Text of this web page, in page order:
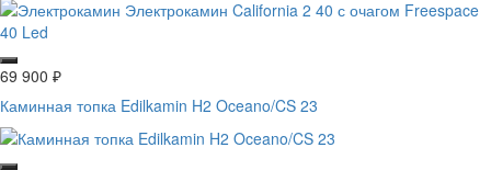
69 900 ₽
Каминная топка Edilkamin H2 Oceano/CS 23